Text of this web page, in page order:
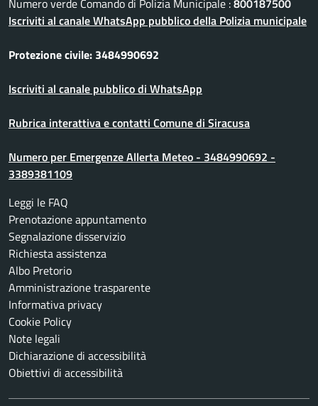
Numero verde Comando di Polizia Municipale :800187500
Iscriviti al canale WhatsApp pubblico della Polizia municipale
Protezione civile: 3484990692
Iscriviti al canale pubblico di WhatsApp
Rubrica interattiva e contatti Comune di Siracusa
Numero per Emergenze Allerta Meteo - 3484990692 -
3389381109
Leggi le FAQ
Prenotazione appuntamento
Segnalazione disservizio
Richiesta assistenza
Albo Pretorio
Amministrazione trasparente
Informativa privacy
Cookie Policy
Note legali
Dichiarazione di accessibilità
Obiettivi di accessibilità